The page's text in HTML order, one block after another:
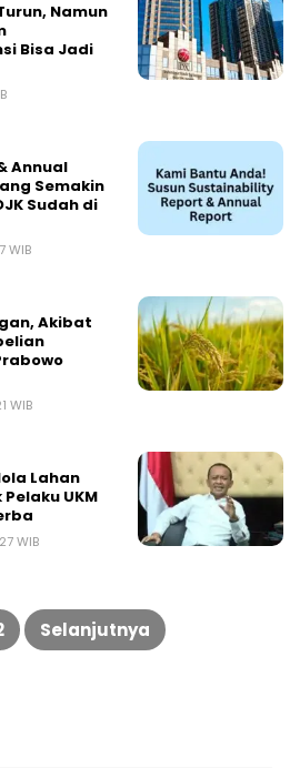
Namun
Bisa Jadi
Annual
Semakin
Sudah di
WIB
Akibat
WIB
Lahan
UKM
WIB
Selanjutnya